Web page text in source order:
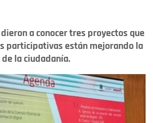
a conocer tres proyectos que
participativas están mejorando la
la ciudadanía.